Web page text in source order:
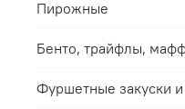
Пирожные
Бенто, трайфлы,
Фуршетные закуски